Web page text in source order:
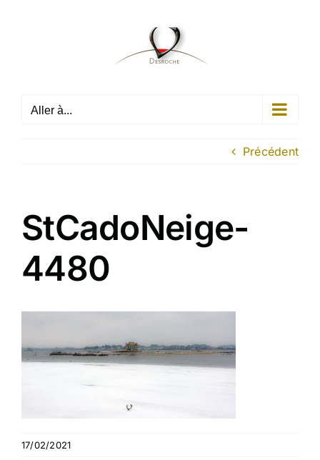
Aller à...
Précédent
StCadoNeige-
4480
17/02/2021